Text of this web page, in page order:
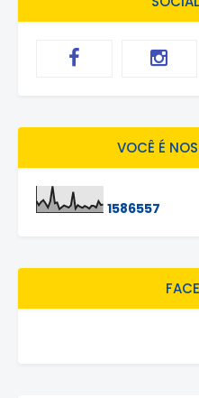
VOCÊ É
1586557